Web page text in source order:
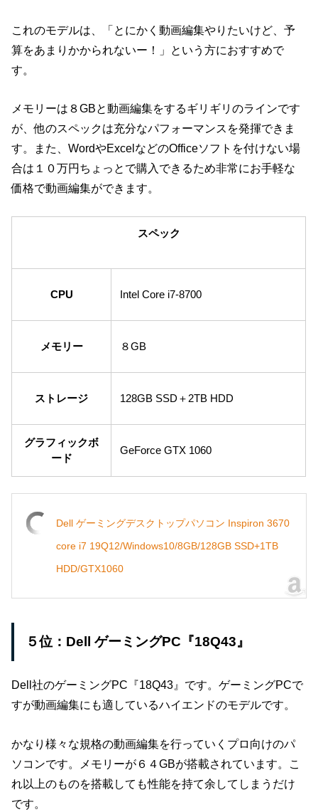
これのモデルは、「とにかく動画編集やりたいけど、予
算をあまりかかられないー！」という方におすすめで
す。
メモリーは８GBと動画編集をするギリギリのラインです
が、他のスペックは充分なパフォーマンスを発揮できま
す。また、WordやExcelなどのOfficeソフトを付けない場
合は１０万円ちょっとで購入できるため非常にお手軽な
価格で動画編集ができます。
スペック
CPU Intel Core i7-8700
メモリー ８GB
ストレージ 128GB SSD＋2TB HDD
グラフィックボ
ード
GeForce GTX 1060
Dell ゲーミングデスクトップパソコン Inspiron 3670
core i7 19Q12/Windows10/8GB/128GB SSD+1TB
HDD/GTX1060
５位：Dell ゲーミングPC『18Q43』
Dell社のゲーミングPC『18Q43』です。ゲーミングPCで
すが動画編集にも適しているハイエンドのモデルです。
かなり様々な規格の動画編集を行っていくプロ向けのパ
ソコンです。メモリーが６４GBが搭載されています。こ
れ以上のものを搭載しても性能を持て余してしまうだけ
です。